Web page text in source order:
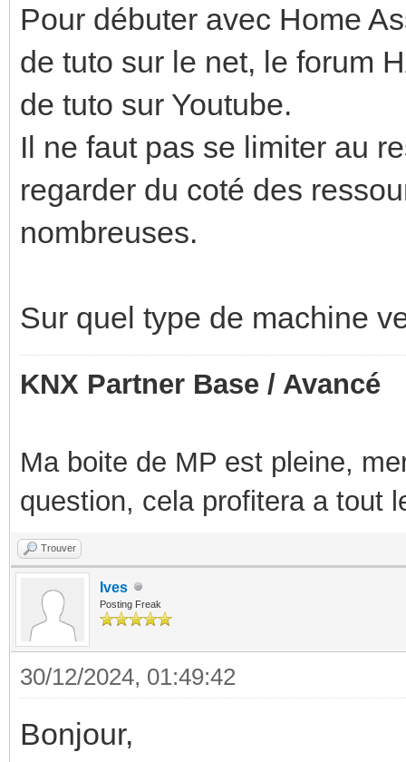
Pour débuter avec Home
de tuto sur le net, le forum
de tuto sur Youtube.
Il ne faut pas se limiter au
regarder du coté des
nombreuses.
Sur quel type de machine
KNX Partner Base / Avancé
Ma boite de MP est pleine,
question, cela profitera a tout
Trouver
Ives
Posting Freak
30/12/2024, 01:49:42
Bonjour,